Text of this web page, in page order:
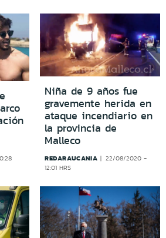
Niña de 9 años fue
gravemente herida en
ataque incendiario en
la provincia de
Malleco
REDARAUCANIA
22/08/2020 -
12:01 HRS